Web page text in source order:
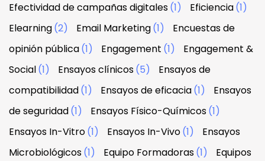
Efectividad de campañas digitales(1) Eficiencia(1)
Elearning(2) Email Marketing(1)
Encuestas de
opinión pública(1) Engagement (1)
Engagement &
Social(1) Ensayos clínicos(5)
Ensayos de
compatibilidad(1) Ensayos de eficacia(1)
Ensayos
de seguridad(1) Ensayos Físico-Químicos(1)
Ensayos In-Vitro(1) Ensayos In-Vivo(1)
Ensayos
Microbiológicos(1) Equipo Formadoras(1)
Equipos